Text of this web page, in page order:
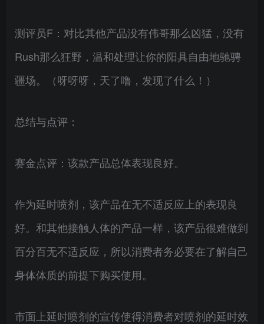
测评员F：对比其他产品没有伟哥那么凶猛，没有
Rush那么狂野，温和处理让你的阳具自由地驰骋
疆场。（呀呀呀，天了噜，发现了什么！）
总结与点评：
赛金点评：该款产品总体表现良好。
作为延时喷剂，该产品在无不适反应上的表现良
好。和其他接触人体的产品一样，该产品很难做到
百分百无不适反应，所以消费者务必要在了解自己
身体体质的前提下购买使用。
市面上延时喷剂的宣传使得消费者对喷剂的延时效